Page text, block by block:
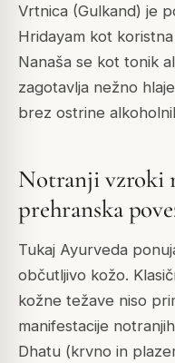
Vrtnica (Gulkand) je
Hridayam kot
Nanaša se kot tonik
zagotavlja nežno
brez ostrine
Notranji vzroki
prehranska
Tukaj Ayurveda
občutljivo kožo.
kožne težave niso
manifestacije
Dhatu (krvno in